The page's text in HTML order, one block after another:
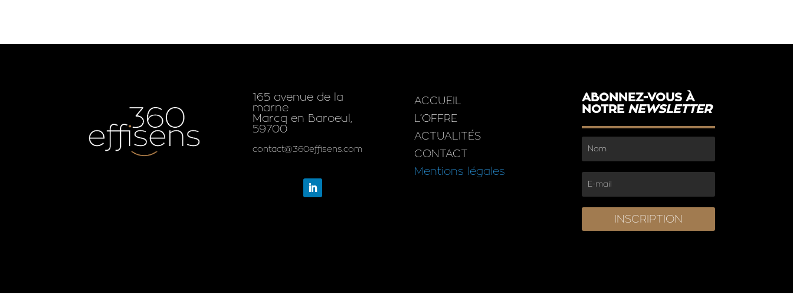
165 avenue de la
marne
Marcq en Baroeul,
59700
contact@360effisens.com
ACCUEIL
L’OFFRE
ACTUALITÉS
CONTACT
Mentions légales
ABONNEZ-VOUS À
NOTRE NEWSLETTER
INSCRIPTION